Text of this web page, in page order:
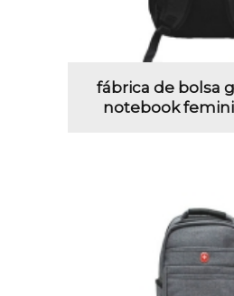
fábrica de bolsa
notebook